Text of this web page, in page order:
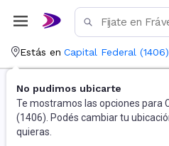
Estás en Capital Federal (1406)
No pudimos ubicarte
Te mostramos las opciones para
(1406). Podés cambiar tu
quieras.